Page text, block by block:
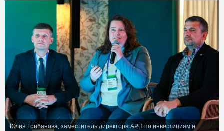
Юлия Грибанова, заместитель директора АРН по инвестициям и